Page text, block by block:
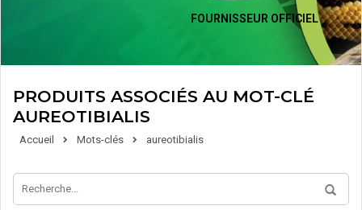
FOURNISSEUR OFFICIEL
PRODUITS ASSOCIÉS AU MOT-CLÉ
AUREOTIBIALIS
Accueil Mots-clés aureotibialis